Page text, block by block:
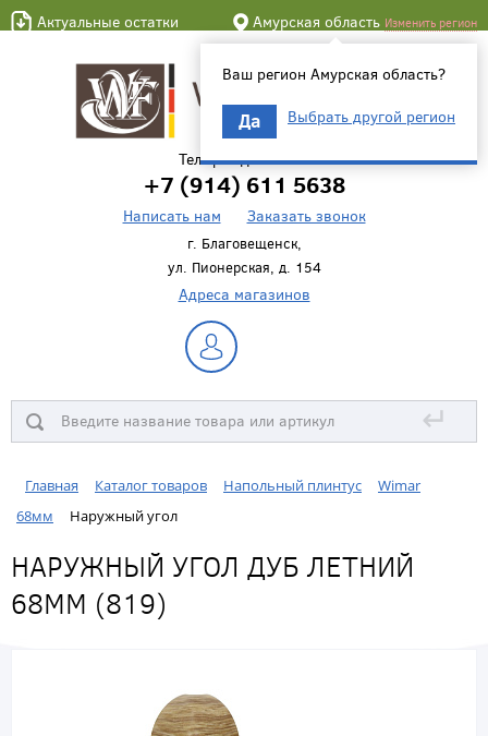
Актуальные остатки Амурская область Изменить регион
Ваш регион Амурская область?
Да Выбрать другой регион
Телефон для связи
+7 (914) 611 5638
Написать нам Заказать звонок
г. Благовещенск,
ул. Пионерская, д. 154
Адреса магазинов
↵
Главная Каталог товаров Напольный плинтус
Wimar
68мм
Наружный угол
НАРУЖНЫЙ УГОЛ ДУБ ЛЕТНИЙ
68ММ (819)